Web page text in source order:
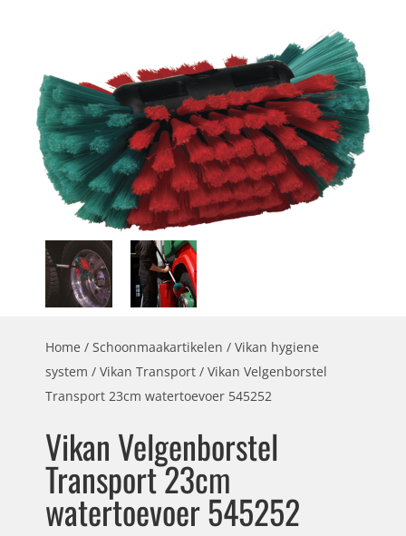
Home / Schoonmaakartikelen / Vikan hygiene
system / Vikan Transport / Vikan Velgenborstel
Transport 23cm watertoevoer 545252
Vikan Velgenborstel
Transport 23cm
watertoevoer 545252